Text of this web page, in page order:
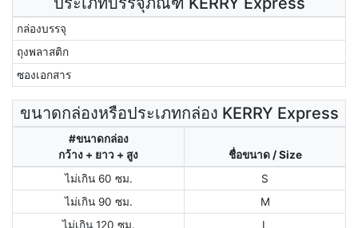
กล่องบรรจุ
ถุงพลาสติก
ซองเอกสาร
ขนาดกล่องหรือประเภทกล่อง KERRY Express
#ขนาดกล่อง
กว้าง + ยาว + สูง
ชื่อขนาด / Size
ไม่เกิน 60 ซม.
S
ไม่เกิน 90 ซม.
M
ไม่เกิน 120 ซม.
L